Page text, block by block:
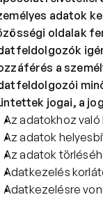
adatok
oldalak
a
jogai, a
Az adatokhoz
Az adatok
Az adatok
Adatkezelés
Adatkezelésre